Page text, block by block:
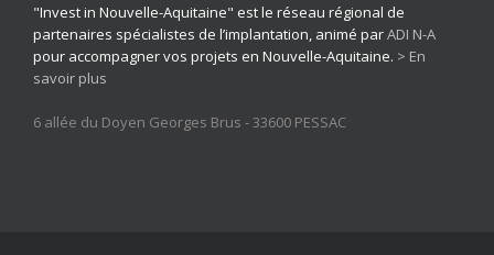
"Invest in Nouvelle-Aquitaine" est le réseau régional de
partenaires spécialistes de l’implantation, animé parADI N-A
pour accompagner vos projets en Nouvelle-Aquitaine. > En
savoir plus
6 allée du Doyen Georges Brus - 33600 PESSAC